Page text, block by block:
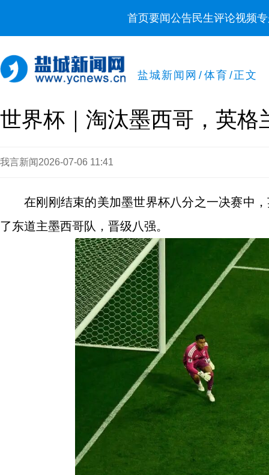
首页要闻公告民生评论视频
盐城新闻网 / 体育 /正文
世界杯｜淘汰墨西哥，英格
我言新闻 2026-07-06 11:41
在刚刚结束的美加墨世界杯八分之一决赛中
了东道主墨西哥队，晋级八强。